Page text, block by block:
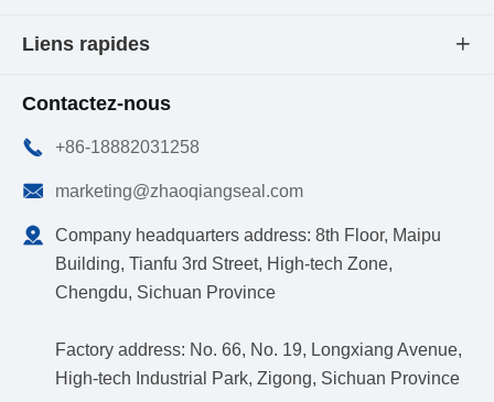
Liens rapides 
Contactez-nous
 +86-18882031258
 marketing@zhaoqiangseal.com

Company headquarters address: 8th Floor, Maipu
Building, Tianfu 3rd Street, High-tech Zone,
Chengdu, Sichuan Province
Factory address: No. 66, No. 19, Longxiang Avenue,
High-tech Industrial Park, Zigong, Sichuan Province